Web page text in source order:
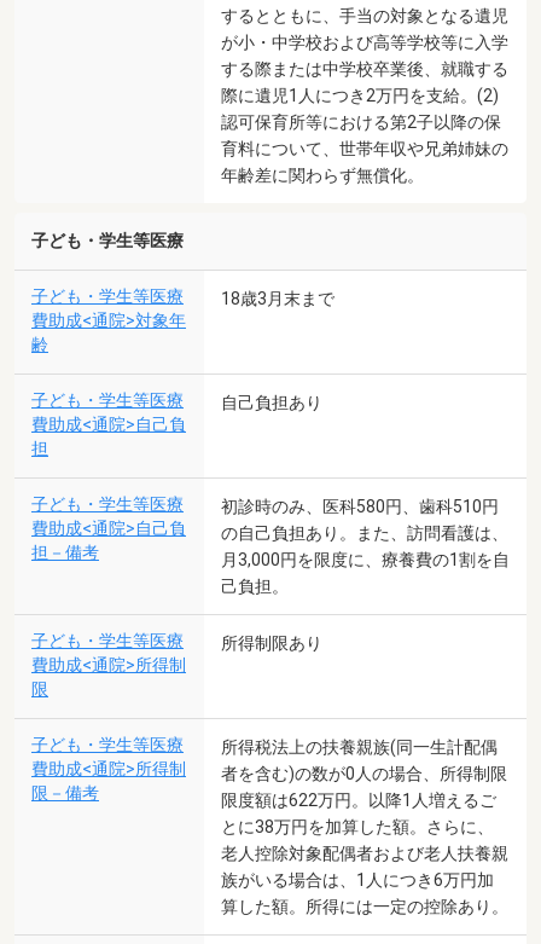
するとともに、手当の対象となる遺児
が小・中学校および高等学校等に入学
する際または中学校卒業後、就職する
際に遺児1人につき2万円を支給。(2)
認可保育所等における第2子以降の保
育料について、世帯年収や兄弟姉妹の
年齢差に関わらず無償化。
子ども・学生等医療
子ども・学生等医療
費助成<通院>対象年
齢
18歳3月末まで
子ども・学生等医療
費助成<通院>自己負
担
自己負担あり
子ども・学生等医療
費助成<通院>自己負
担－備考
初診時のみ、医科580円、歯科510円
の自己負担あり。また、訪問看護は、
月3,000円を限度に、療養費の1割を自
己負担。
子ども・学生等医療
費助成<通院>所得制
限
所得制限あり
子ども・学生等医療
費助成<通院>所得制
限－備考
所得税法上の扶養親族(同一生計配偶
者を含む)の数が0人の場合、所得制限
限度額は622万円。以降1人増えるご
とに38万円を加算した額。さらに、
老人控除対象配偶者および老人扶養親
族がいる場合は、1人につき6万円加
算した額。所得には一定の控除あり。